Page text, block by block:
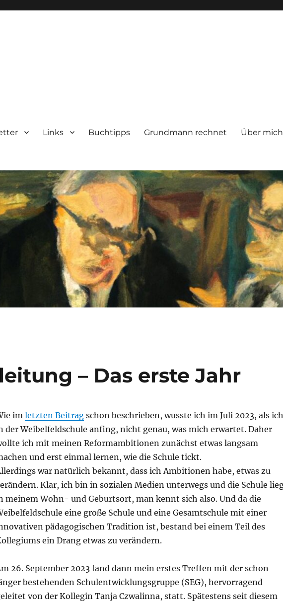
Links Buchtipps Grundmann rechnet Über mich
– Das erste Jahr
im letzten Beitragschon beschrieben, wusste ich im Juli 2023, als ich
der Weibelfeldschule anfing, nicht genau, was mich erwartet. Daher
ich mit meinen Reformambitionen zunächst etwas langsam
und erst einmal lernen, wie die Schule tickt.
war natürlich bekannt, dass ich Ambitionen habe, etwas zu
Klar, ich bin in sozialen Medien unterwegs und die Schule
meinem Wohn- und Geburtsort, man kennt sich also. Und da die
eine große Schule und eine Gesamtschule mit einer
pädagogischen Tradition ist, bestand bei einem Teil des
ein Drang etwas zu verändern.
26. September 2023 fand dann mein erstes Treffen mit der schon
bestehenden Schulentwicklungsgruppe (SEG), hervorragend
von der Kollegin Tanja Czwalinna, statt. Spätestens seit diesem